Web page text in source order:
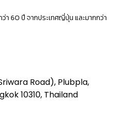
60 ปี จากประเทศญี่ปุ่น และมากกว่า
Road), Plubpla,
10310, Thailand